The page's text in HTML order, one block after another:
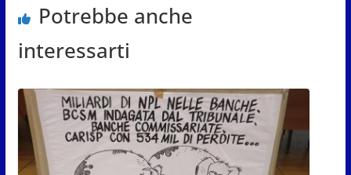
Potrebbe anche
interessarti